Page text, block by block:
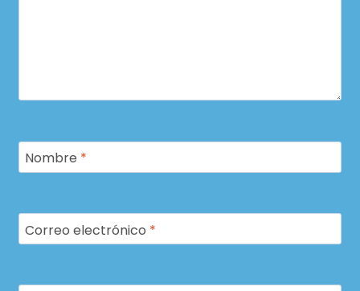
Nombre *
Correo electrónico *